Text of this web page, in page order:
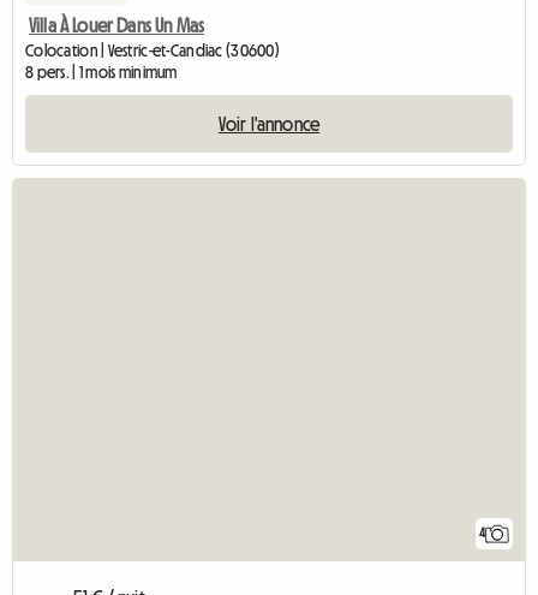
Villa À Louer Dans Un Mas
Colocation | Vestric-et-Candiac (30600)
8 pers. | 1 mois minimum
Voir l'annonce
4